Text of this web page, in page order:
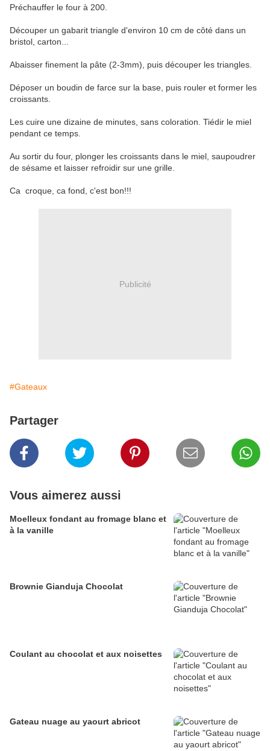
Préchauffer le four à 200.
Découper un gabarit triangle d'environ 10 cm de côté dans un
bristol, carton...
Abaisser finement la pâte (2-3mm), puis découper les triangles.
Déposer un boudin de farce sur la base, puis rouler et former les
croissants.
Les cuire une dizaine de minutes, sans coloration. Tiédir le miel
pendant ce temps.
Au sortir du four, plonger les croissants dans le miel, saupoudrer
de sésame et laisser refroidir sur une grille.
Ca croque, ca fond, c'est bon!!!
Publicité
#Gateaux
Partager
Vous aimerez aussi
Moelleux fondant au fromage blanc et
à la vanille
Brownie Gianduja Chocolat
Coulant au chocolat et aux noisettes
Gateau nuage au yaourt abricot